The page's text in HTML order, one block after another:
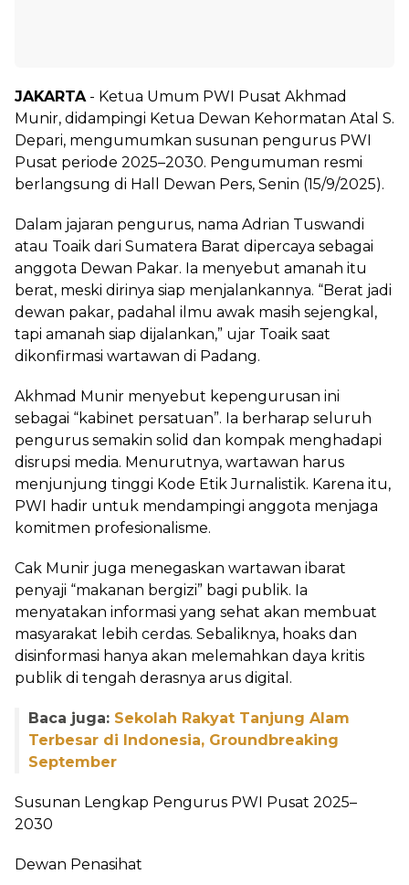
JAKARTA- Ketua Umum PWI Pusat Akhmad
Munir, didampingi Ketua Dewan Kehormatan Atal S.
Depari, mengumumkan susunan pengurus PWI
Pusat periode 2025–2030. Pengumuman resmi
berlangsung di Hall Dewan Pers, Senin (15/9/2025).
Dalam jajaran pengurus, nama Adrian Tuswandi
atau Toaik dari Sumatera Barat dipercaya sebagai
anggota Dewan Pakar. Ia menyebut amanah itu
berat, meski dirinya siap menjalankannya. “Berat jadi
dewan pakar, padahal ilmu awak masih sejengkal,
tapi amanah siap dijalankan,” ujar Toaik saat
dikonfirmasi wartawan di Padang.
Akhmad Munir menyebut kepengurusan ini
sebagai “kabinet persatuan”. Ia berharap seluruh
pengurus semakin solid dan kompak menghadapi
disrupsi media. Menurutnya, wartawan harus
menjunjung tinggi Kode Etik Jurnalistik. Karena itu,
PWI hadir untuk mendampingi anggota menjaga
komitmen profesionalisme.
Cak Munir juga menegaskan wartawan ibarat
penyaji “makanan bergizi” bagi publik. Ia
menyatakan informasi yang sehat akan membuat
masyarakat lebih cerdas. Sebaliknya, hoaks dan
disinformasi hanya akan melemahkan daya kritis
publik di tengah derasnya arus digital.
Baca juga: Sekolah Rakyat Tanjung Alam
Terbesar di Indonesia, Groundbreaking
September
Susunan Lengkap Pengurus PWI Pusat 2025–
2030
Dewan Penasihat